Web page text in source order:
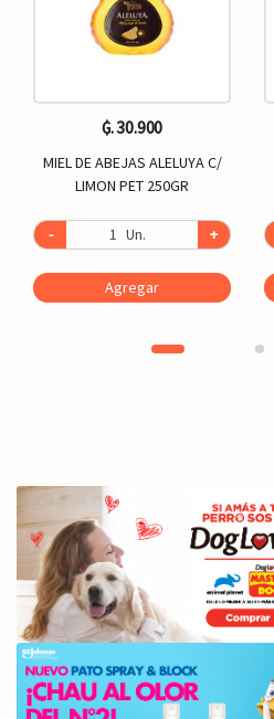
₲. 30.900
MIEL DE ABEJAS ALELUYA C/
LIMON PET 250GR
- Un. +
Agregar